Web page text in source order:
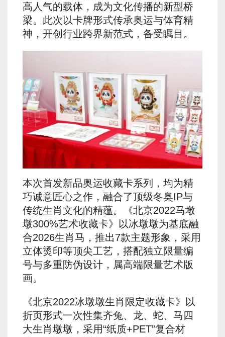
高人气的载体，成为文化传播的新型桥
梁。此次以卡牌形式传承奥运与体育精
神，开创行业跨界新范式，备受瞩目。
本次首发新品奥运收藏卡系列，均为精
巧诚意匠心之作，融合了顶级冬奥IP与
传统生肖文化的精蕴。《北京2022马墩
墩300%艺术收藏卡》以冰墩墩为基底融
合2026生肖马，推出7款主题形象，采用
立体烫印等顶尖工艺，搭配独立限量编
号与多重防伪设计，属高端限量艺术版
画。
《北京2022冰墩墩生肖限定收藏卡》以
折页形式一次性集齐兔、龙、蛇、马四
大生肖墩墩，采用“纸质+PET”复合材